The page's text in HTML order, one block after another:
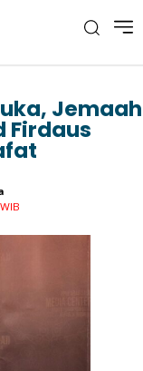
Jemaah
Firdaus